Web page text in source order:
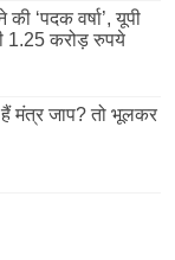
‘पदक वर्षा’, यूपी
1.25 करोड़ रुपये
हैं मंत्र जाप? तो भूलकर